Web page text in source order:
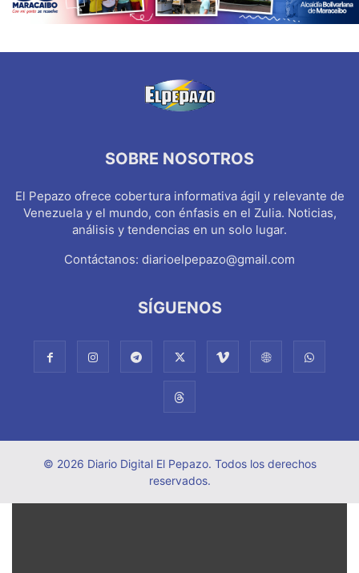
SOBRE NOSOTROS
El Pepazo ofrece cobertura informativa ágil y relevante de
Venezuela y el mundo, con énfasis en el Zulia. Noticias,
análisis y tendencias en un solo lugar.
Contáctanos: diarioelpepazo@gmail.com
SÍGUENOS
© 2026 Diario Digital El Pepazo. Todos los derechos
reservados.